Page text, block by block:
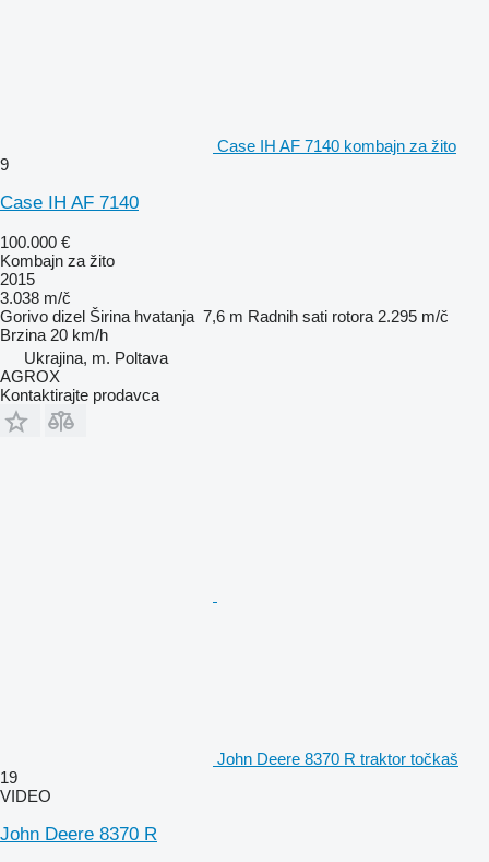
Case IH AF 7140 kombajn za žito
9
Case IH AF 7140
100.000 €
Kombajn za žito
2015
3.038 m/č
Gorivo dizel Širina hvatanja 7,6 m Radnih sati rotora 2.295 m/č
Brzina 20 km/h
Ukrajina, m. Poltava
AGROX
Kontaktirajte prodavca
John Deere 8370 R traktor točkaš
19
VIDEO
John Deere 8370 R